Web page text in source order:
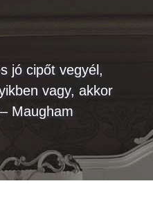
jó cipőt vegyél,
vagy, akkor
Maugham